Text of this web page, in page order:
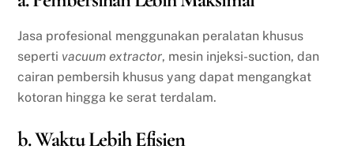
Jasa profesional menggunakan peralatan khusus
seperti vacuum extractor, mesin injeksi-suction, dan
cairan pembersih khusus yang dapat mengangkat
kotoran hingga ke serat terdalam.
b. Waktu Lebih Efisien